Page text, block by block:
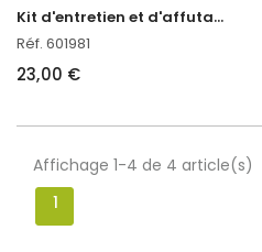
K
it d'entretien et d'affutage Tronçonneuse Oregon réf. 601981 en stock
Réf. 601981
23,00 €
Affichage 1-4 de 4 article(s)
1